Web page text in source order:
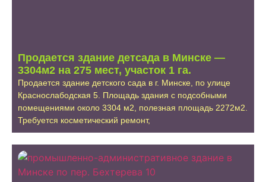
Продается здание детсада в Минске —
3304м2 на 275 мест, участок 1 га.
Продается здание детского сада в г. Минске, по улице
Краснослабодская 5. Площадь здания с подсобными
помещениями около 3304 м2, полезная площадь 2272м2.
Требуется косметический ремонт,